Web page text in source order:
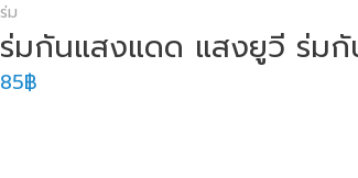
ร่ม
ร่มกันแสงแดด แสงยูวี ร่ม
85฿